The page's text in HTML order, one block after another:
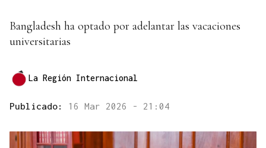
Bangladesh ha optado por adelantar las vacaciones
universitarias
La Región Internacional
Publicado: 16 Mar 2026 - 21:04